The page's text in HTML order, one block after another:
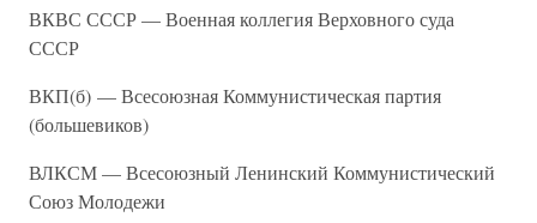
ВКВС СССР — Военная коллегия Верховного суда
СССР
ВКП(б) — Всесоюзная Коммунистическая партия
(большевиков)
ВЛКСМ — Всесоюзный Ленинский Коммунистический
Союз Молодежи